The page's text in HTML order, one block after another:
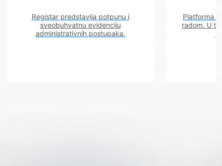
Registar predstavlja potpunu i
sveobuhvatnu evidenciju
administrativnih postupaka.
Platforma
radom. U